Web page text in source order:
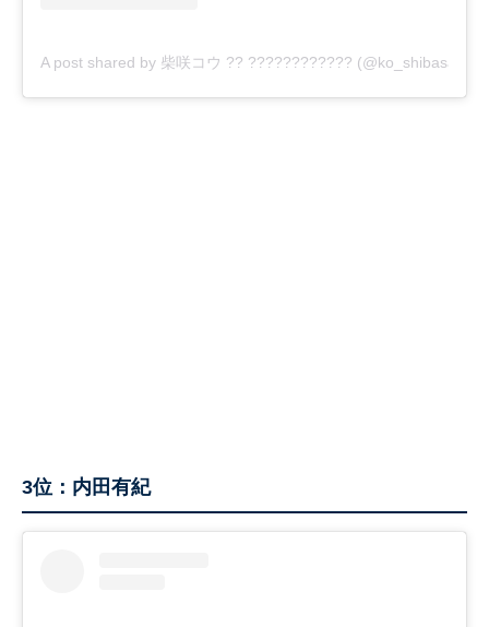
A post shared by 柴咲コウ ?? ???????????? (@ko_shibasaki)
3位：内田有紀